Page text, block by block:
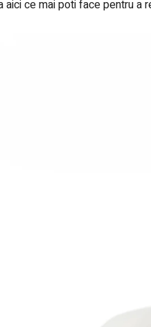
aici ce mai poti face pentru a